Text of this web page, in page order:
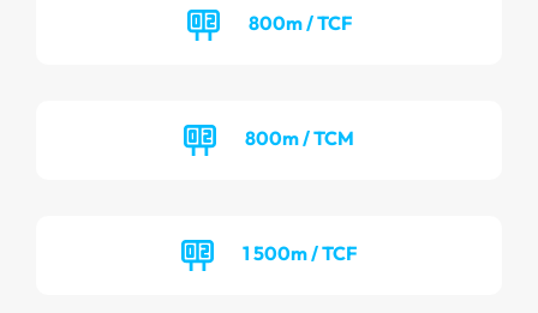
800m / TCF
800m / TCM
1 500m / TCF